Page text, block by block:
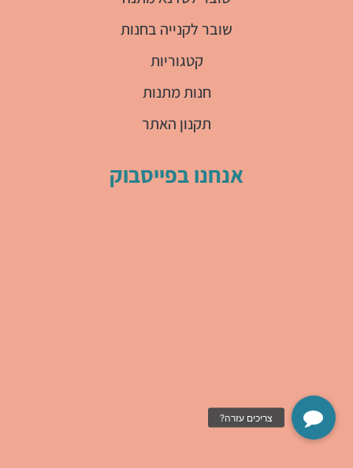
שובר לקנייה בחנות
קטגוריות
חנות מתנות
תקנון האתר
אנחנו בפייסבוק